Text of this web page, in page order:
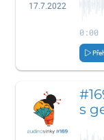
17.7.2022
0:00
s